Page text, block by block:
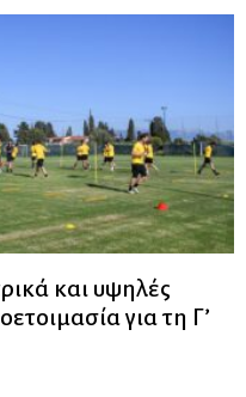
και υψηλές
για τη Γ’